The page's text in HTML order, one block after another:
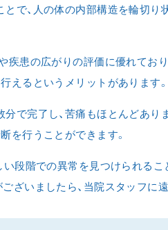
で、人の体の内部構造を輪切り
疾患の広がりの評価に優れてお
えるというメリットがあります。
で完了し、苦痛もほとんどあり
を行うことができます。
段階での異常を見つけられる
ざいましたら、当院スタッフに
HOME